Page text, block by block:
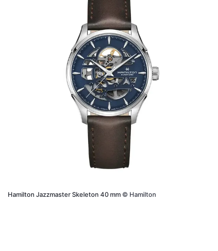
Hamilton Jazzmaster Skeleton 40 mm © Hamilton